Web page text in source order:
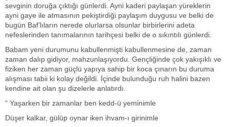
sevginin doruğa çıktığı günlerdi. Ayni kaderi paylaşan yüreklerin
ayni gaye ile atmasının pekiştirdiği paylaşım duygusu ve belki de
bugün Baf’lıların nerede olurlarsa olsunlar birbirlerini adeta
nefeslerinden tanımalarının tarihçesi belki de o sıkıntılı günlerdi.
Babam yeni durumunu kabullenmişti kabullenmesine de, zaman
zaman dalıp gidiyor, mahzunlaşıyordu. Gençliğinde çok yakışıklı ve
fiziken her zaman güçlü yapıya sahip bir koca çınarın bu duruma
alışması tabii ki kolay değildi. İçinde bulunduğu ruh halini bazen
kendine ait olan şu dizelerle anlatırdı.
“ Yaşarken bir zamanlar ben kedd-ü yeminimle
Düşer kalkar, gülüp oynar iken ihvam-ı girinimle